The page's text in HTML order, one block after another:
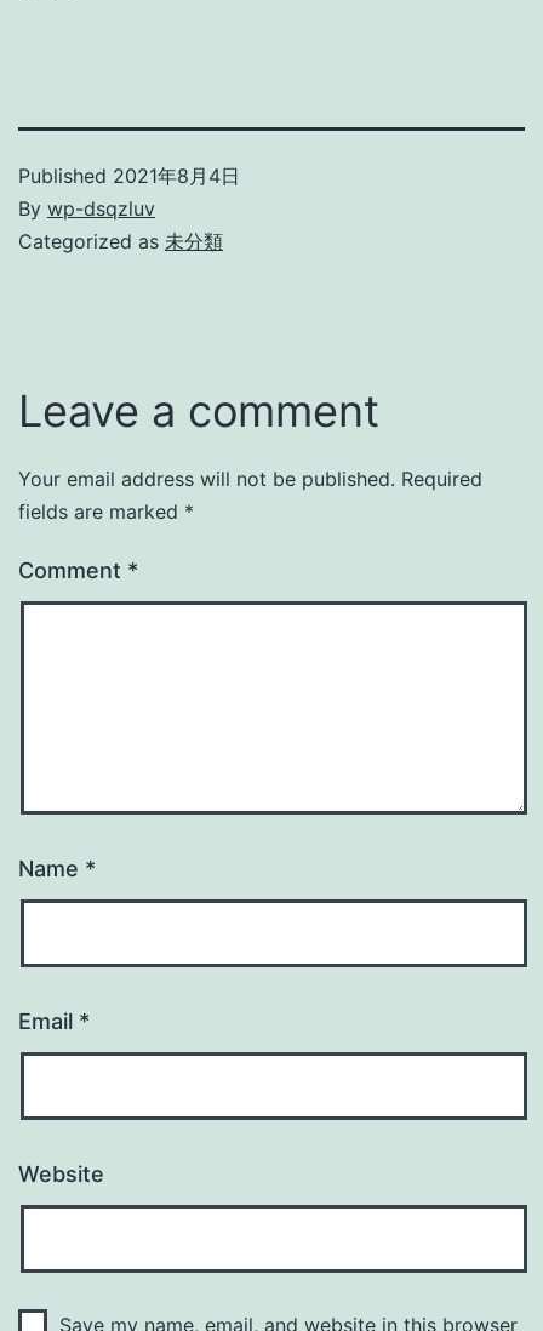
Published 2021年8月4日
By wp-dsqzluv
Categorized as 未分類
Leave a comment
Your email address will not be published. Required
fields are marked *
Comment *
Name *
Email *
Website
Save my name, email, and website in this browser